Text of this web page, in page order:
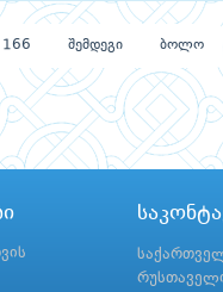
166 შემდეგი ბოლო